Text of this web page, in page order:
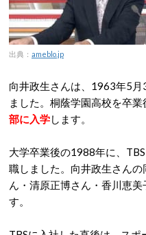
出典： ameblo.jp
向井政生さんは、1963年5
ました。桐蔭学園高校を卒業
部に入学します。
大学卒業後の1988年に、
職しました。向井政生さん
ん・清原正博さん・香川恵
す。